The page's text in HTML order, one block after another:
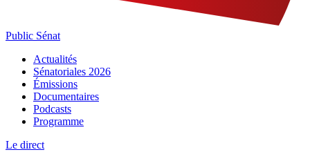
Public Sénat
Actualités
Sénatoriales 2026
Émissions
Documentaires
Podcasts
Programme
Le direct